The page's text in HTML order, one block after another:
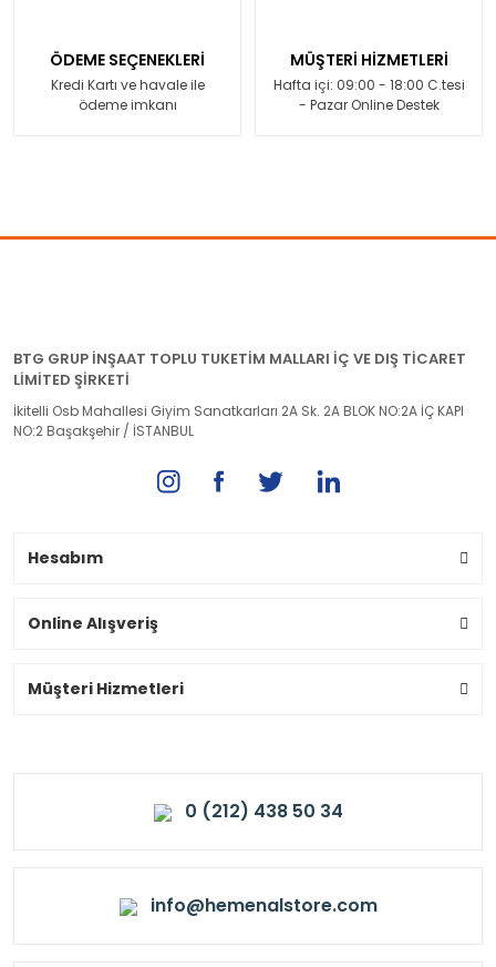
ÖDEME SEÇENEKLERİ
Kredi Kartı ve havale ile
ödeme imkanı
MÜŞTERİ HİZMETLERİ
Hafta içi: 09:00 - 18:00 C.tesi
- Pazar Online Destek
BTG GRUP İNŞAAT TOPLU TUKETİM MALLARI İÇ VE DIŞ TİCARET
LİMİTED ŞİRKETİ
İkitelli Osb Mahallesi Giyim Sanatkarları 2A Sk. 2A BLOK NO:2A İÇ KAPI
NO:2 Başakşehir / İSTANBUL
Hesabım
Online Alışveriş
Müşteri Hizmetleri
0 (212) 438 50 34
info@hemenalstore.com